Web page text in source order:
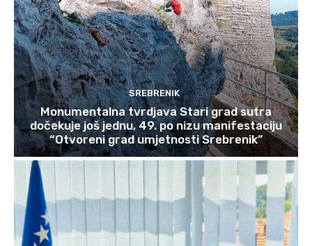
SREBRENIK
Monumentalna tvrdjava Stari grad sutra
dočekuje još jednu, 49. po nizu manifestaciju
“Otvoreni grad umjetnosti Srebrenik”